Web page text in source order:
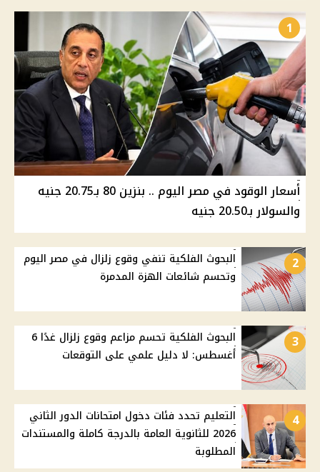
1
أسعار الوقود في مصر اليوم .. بنزين 80 بـ20.75 جنيه
والسولار بـ20.50 جنيه
2
البحوث الفلكية تنفي وقوع زلزال في مصر اليوم
وتحسم شائعات الهزة المدمرة
3
البحوث الفلكية تحسم مزاعم وقوع زلزال غدًا 6
أغسطس: لا دليل علمي على التوقعات
4
التعليم تحدد فئات دخول امتحانات الدور الثاني
2026 للثانوية العامة بالدرجة كاملة والمستندات
المطلوبة